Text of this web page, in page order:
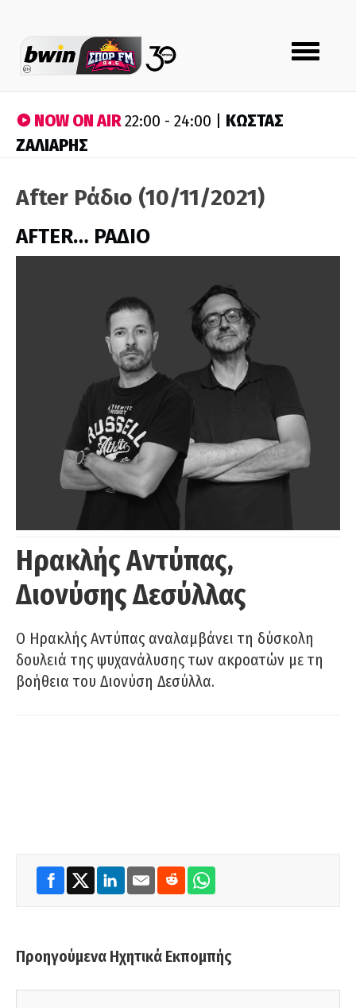
Toggle
navigation
NOW ON AIR22:00 - 24:00 | ΚΩΣΤΑΣ
ΖΑΛΙΑΡΗΣ
After Ράδιο (10/11/2021)
AFTER… ΡΑΔΙΟ
Ηρακλής Αντύπας,
Διονύσης Δεσύλλας
Ο Ηρακλής Αντύπας αναλαμβάνει τη δύσκολη
δουλειά της ψυχανάλυσης των ακροατών με τη
βοήθεια του Διονύση Δεσύλλα.
Προηγούμενα Ηχητικά Εκπομπής